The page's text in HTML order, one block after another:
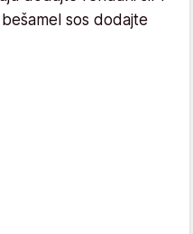
sos dodajte